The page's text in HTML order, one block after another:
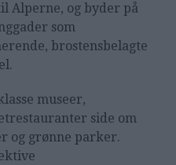
Alperne, og byder på
som
brostensbelagte
museer,
side om
og grønne parker.